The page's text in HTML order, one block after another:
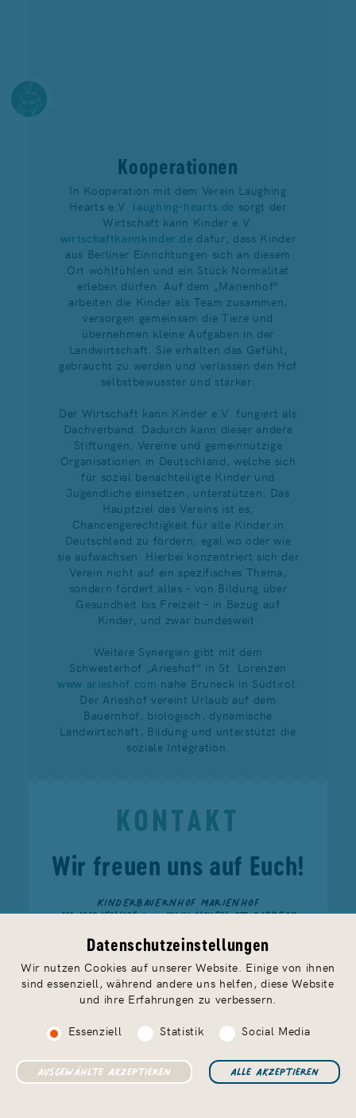
Kooperationen
In Kooperation mit dem Verein Laughing
Hearts e.V. laughing-hearts.de sorgt der
Wirtschaft kann Kinder e.V.
wirtschaftkannkinder.de dafür, dass Kinder
aus Berliner Einrichtungen sich an diesem
Ort wohlfühlen und ein Stück Normalität
erleben dürfen. Auf dem „Marienhof“
arbeiten die Kinder als Team zusammen,
versorgen gemeinsam die Tiere und
übernehmen kleine Aufgaben in der
Landwirtschaft. Sie erhalten das Gefühl,
gebraucht zu werden und verlassen den Hof
selbstbewusster und stärker.
Der Wirtschaft kann Kinder e.V. fungiert als
Dachverband. Dadurch kann dieser andere
Stiftungen, Vereine und gemeinnützige
Organisationen in Deutschland, welche sich
für sozial benachteiligte Kinder und
Jugendliche einsetzen, unterstützen. Das
Hauptziel des Vereins ist es,
Chancengerechtigkeit für alle Kinder in
Deutschland zu fördern, egal wo oder wie
sie aufwachsen. Hierbei konzentriert sich der
Verein nicht auf ein spezifisches Thema,
sondern fördert alles – von Bildung über
Gesundheit bis Freizeit – in Bezug auf
Kinder, und zwar bundesweit.
Weitere Synergien gibt mit dem
Schwesterhof „Arieshof“ in St. Lorenzen
www.arieshof.com nahe Bruneck in Südtirol.
Der Arieshof vereint Urlaub auf dem
Bauernhof, biologisch, dynamische
Landwirtschaft, Bildung und unterstützt die
soziale Integration.
KONTAKT
Wir freuen uns auf Euch!
KINDERBAUERNHOF MARIENHOF
AM MARIENHOF 1 — 14641 NAUEN OT RIBBECK
FERIEN@MARIENHOF-RIBBECK.DE
Datenschutzeinstellungen
Wir nutzen Cookies auf unserer Website. Einige von ihnen
sind essenziell, während andere uns helfen, diese Website
und ihre Erfahrungen zu verbessern.
Essenziell
Statistik Social Media